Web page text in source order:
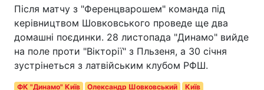
Після матчу з "Ференцварошем" команда під
керівництвом Шовковського проведе ще два
домашні поєдинки. 28 листопада "Динамо" вийде
на поле проти "Вікторії" з Пльзеня, а 30 січня
зустрінеться з латвійським клубом РФШ.
ФК "Динамо" Київ Олександр Шовковський
Київ